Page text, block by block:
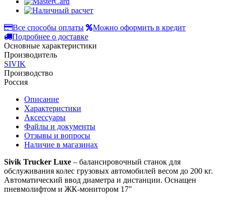
Все способы оплаты
Можно оформить в кредит
Подробнее о доставке
Основные характеристики
Производитель
SIVIK
Производство
Россия
Описание
Характеристики
Аксессуары
Файлы и документы
Отзывы и вопросы
Наличие в магазинах
Sivik Trucker Luxe – балансировочный станок для
обслуживания колес грузовых автомобилей весом до 200 кг.
Автоматический ввод диаметра и дистанции. Оснащен
пневмолифтом и ЖК-монитором 17″